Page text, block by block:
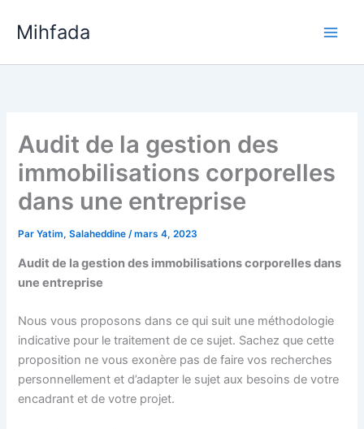
Mihfada
Audit de la gestion des
immobilisations corporelles
dans une entreprise
ParYatim, Salaheddine/mars 4, 2023
Audit de la gestion des immobilisations corporelles dans
une entreprise
Nous vous proposons dans ce qui suit une méthodologie
indicative pour le traitement de ce sujet. Sachez que cette
proposition ne vous exonère pas de faire vos recherches
personnellement et d’adapter le sujet aux besoins de votre
encadrant et de votre projet.